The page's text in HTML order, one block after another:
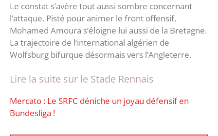
Le constat s’avère tout aussi sombre concernant
l’attaque. Pisté pour animer le front offensif,
Mohamed Amoura s’éloigne lui aussi de la Bretagne.
La trajectoire de l’international algérien de
Wolfsburg bifurque désormais vers l’Angleterre.
Lire la suite sur le Stade Rennais
Mercato : Le SRFC déniche un joyau défensif en
Bundesliga !